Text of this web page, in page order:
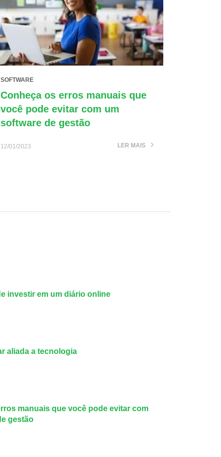
SOFTWARE
Conheça os erros manuais que
você pode evitar com um
software de gestão
12/01/2023 LER MAIS
investir em um diário online
aliada a tecnologia
manuais que você pode evitar com
gestão